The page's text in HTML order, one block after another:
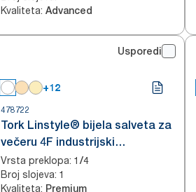
Kvaliteta: Advanced
Usporedi
+12
478722
Tork Linstyle® bijela salveta za
večeru 4F industrijski
kompostabilna
Vrsta preklopa: 1/4
Broj slojeva: 1
Kvaliteta: Premium